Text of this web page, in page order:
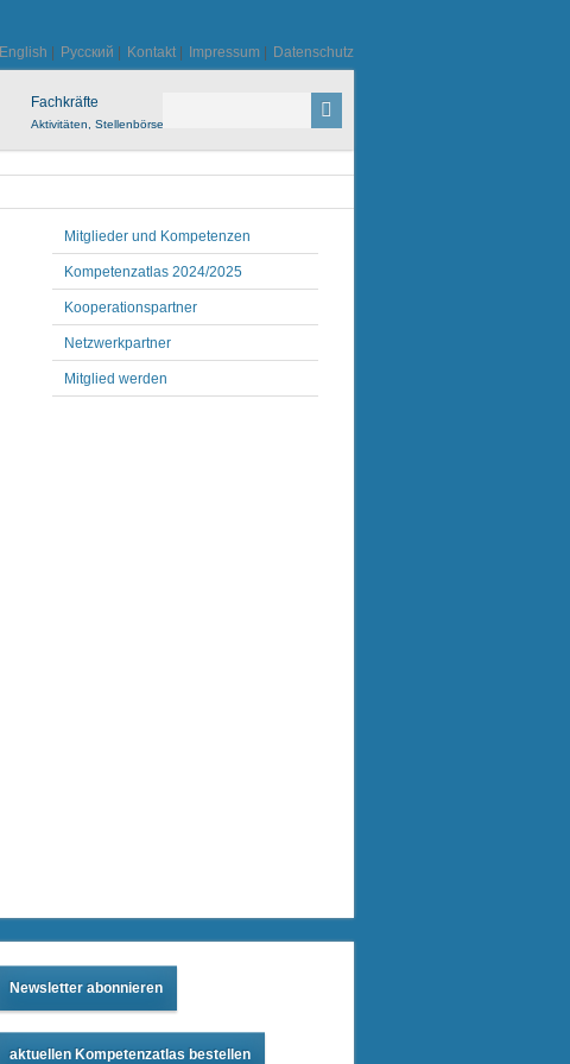
English Русский Kontakt Impressum Datenschutz
Fachkräfte
Aktivitäten, Stellenbörse
Mitglieder und Kompetenzen
Kompetenzatlas 2024/2025
Kooperationspartner
Netzwerkpartner
Mitglied werden
Newsletter abonnieren
aktuellen Kompetenzatlas bestellen